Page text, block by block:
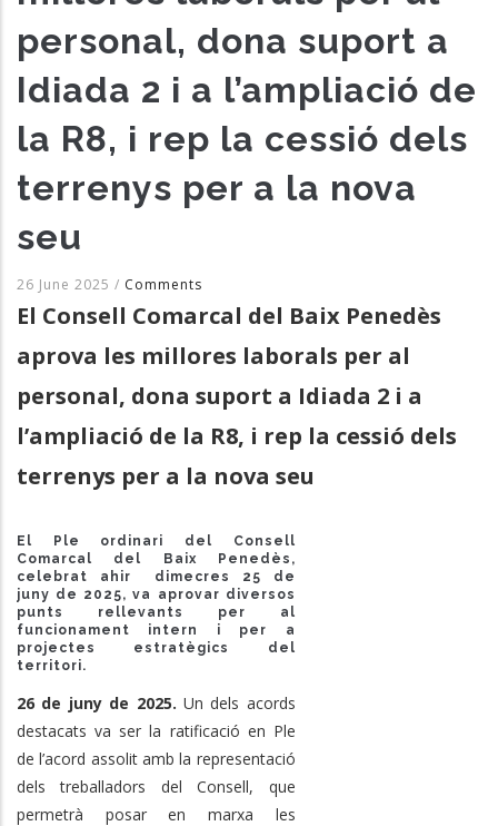
personal, dona suport a
Idiada 2 i a l’ampliació de
la R8, i rep la cessió dels
terrenys per a la nova
seu
26 June 2025 / Comments
El Consell Comarcal del Baix Penedès
aprova les millores laborals per al
personal, dona suport a Idiada 2 i a
l’ampliació de la R8, i rep la cessió dels
terrenys per a la nova seu
El Ple ordinari del Consell
Comarcal del Baix Penedès,
celebrat ahir dimecres 25 de
juny de 2025, va aprovar diversos
punts rellevants per al
funcionament intern i per a
projectes estratègics del
territori.
26 de juny de 2025. Un dels acords
destacats va ser la ratificació en Ple
de l’acord assolit amb la representació
dels treballadors del Consell, que
permetrà posar en marxa les